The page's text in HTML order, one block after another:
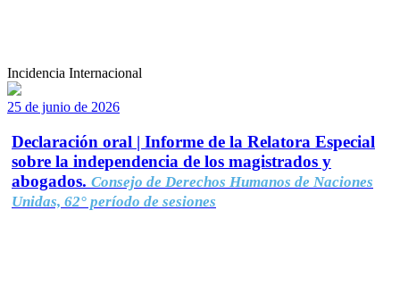
Incidencia Internacional
25 de junio de 2026
Declaración oral | Informe de la Relatora Especial
sobre la independencia de los magistrados y
abogados. Consejo de Derechos Humanos de Naciones
Unidas, 62° período de sesiones